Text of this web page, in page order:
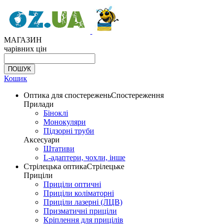
МАГАЗИН
чарівних цін
Кошик
Оптика для спостереженьСпостереження
Прилади
Біноклі
Монокуляри
Підзорні труби
Аксесуари
Штативи
L-адаптери, чохли, інше
Стрілецька оптикаСтрілецьке
Приціли
Приціли оптичні
Приціли коліматорні
Приціли лазерні (ЛЦВ)
Призматичні приціли
Кріплення для прицілів